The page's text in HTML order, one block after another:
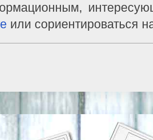
или сориентироваться